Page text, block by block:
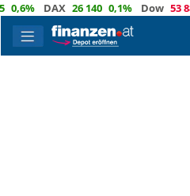
0,6% DAX 26 140 0,1% Dow 53